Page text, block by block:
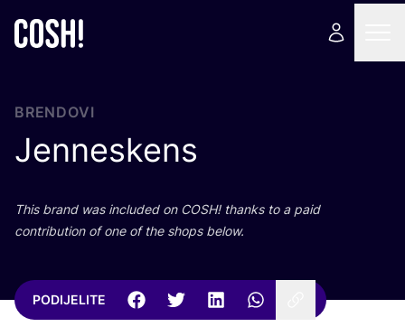
BRENDOVI
Jenneskens
This brand was inclu­ded on COSH! than­ks to a paid
con­tri­bu­ti­on of one of the shops below.
PODIJELITE